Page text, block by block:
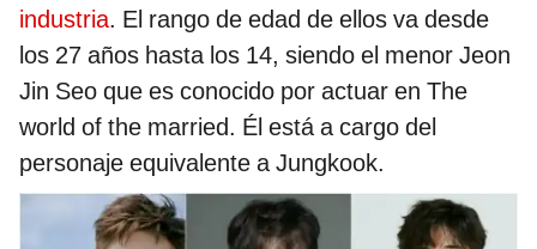
industria. El rango de edad de ellos va desde
los 27 años hasta los 14, siendo el menor Jeon
Jin Seo que es conocido por actuar en The
world of the married. Él está a cargo del
personaje equivalente a Jungkook.